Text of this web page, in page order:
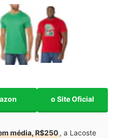
o Site Oficial
média, R$250, a Lacoste